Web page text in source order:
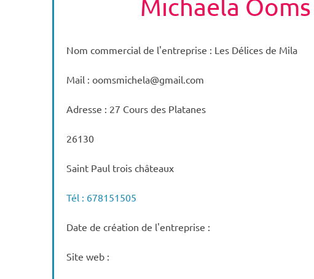
Michaela Ooms
Nom commercial de l'entreprise : Les Délices de Mila
Mail : oomsmichela@gmail.com
Adresse : 27 Cours des Platanes
26130
Saint Paul trois châteaux
Tél : 678151505
Date de création de l'entreprise :
Site web :